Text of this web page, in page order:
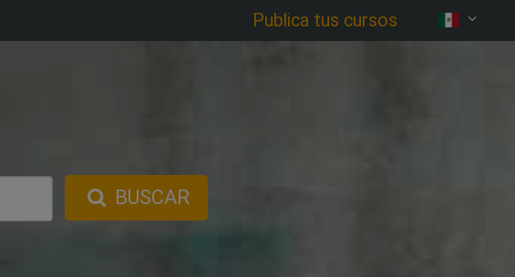
Publica tus cursos
BUSCAR